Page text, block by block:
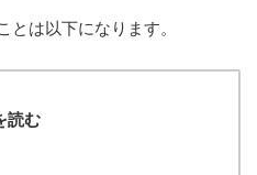
は以下になります。
読む